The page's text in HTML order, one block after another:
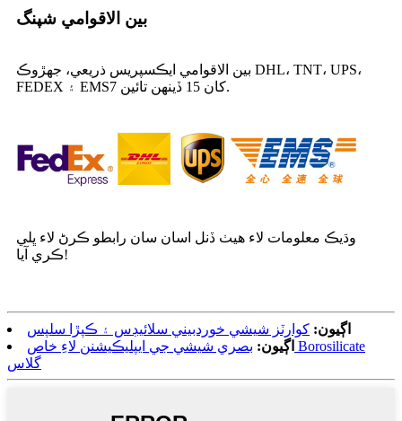
بين الاقوامي شپنگ
بين الاقوامي ايڪسپريس ذريعي، جهڙوڪ DHL، TNT، UPS،
FEDEX ۽ EMS
7 کان 15 ڏينهن تائين.
وڌيڪ معلومات لاء هيٺ ڏنل اسان سان رابطو ڪرڻ لاء ڀلي
ڪري آيا!
اڳيون: کوارٽز شيشي خوردبيني سلائيڊس ۽ ڪپڙا سلپس
اڳيون: بصري شيشي جي ايپليڪيشنن لاءِ خاص Borosilicate
گلاس